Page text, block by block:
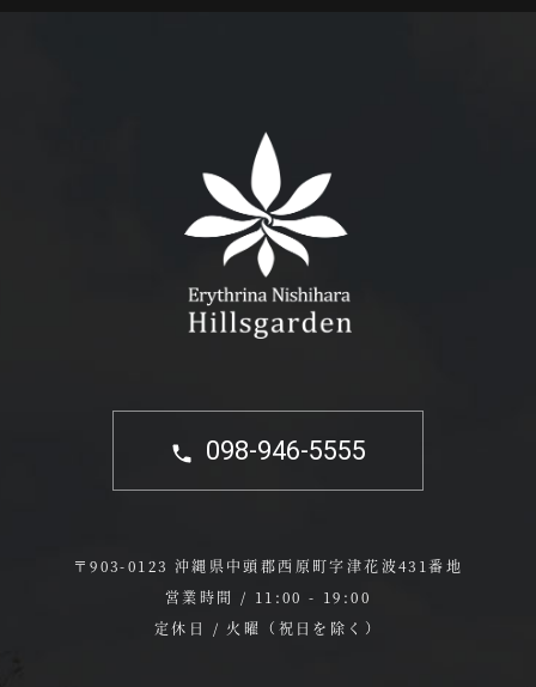
098-946-5555
〒903-0123 沖縄県中頭郡西原町字津花波431番地
営業時間 / 11:00 - 19:00
定休日 / 火曜（祝日を除く）